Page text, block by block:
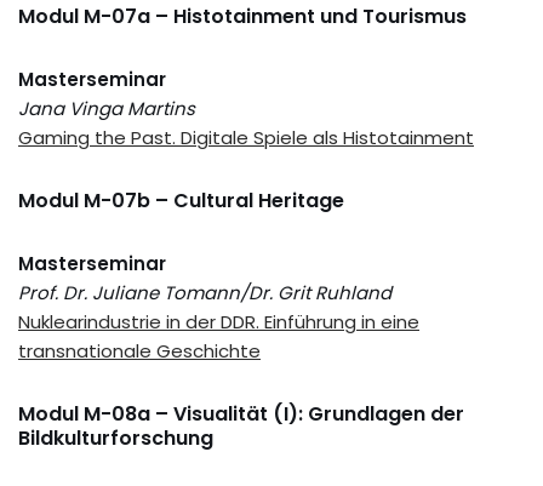
Modul M-07a – Histotainment und Tourismus
Masterseminar
Jana Vinga Martins
Gaming the Past. Digitale Spiele als Histotainment
Modul M-07b – Cultural Heritage
Masterseminar
Prof. Dr. Juliane Tomann/Dr. Grit Ruhland
Nuklearindustrie in der DDR. Einführung in eine
transnationale Geschichte
Modul M-08a – Visualität (I): Grundlagen der
Bildkulturforschung